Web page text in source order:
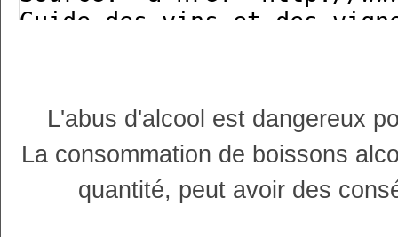
L'abus d'alcool est dangereux
La consommation de boissons
quantité, peut avoir des